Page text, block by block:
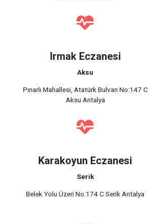
Irmak Eczanesi
Aksu
Pınarlı Mahallesi, Atatürk Bulvarı No:147 C
Aksu Antalya
Karakoyun Eczanesi
Serik
Belek Yolu Üzeri No:174 C Serik Antalya